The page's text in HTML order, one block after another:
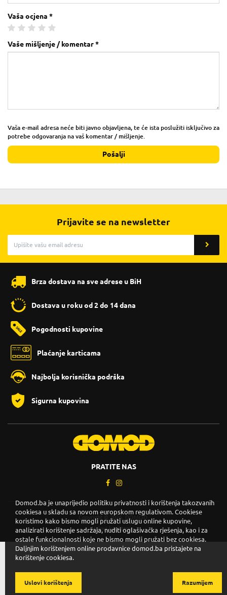
Vaša ocjena *
Vaše mišljenje / komentar *
Vaša e-mail adresa neće biti javno objavljena, te će ista poslužiti isključivo za
potrebe odgovaranja na vaš komentar / mišljenje.
Pošalji
Prijavite se na newsletter
Brza dostava na sve adrese u BiH
Dostava u roku od 2 do 14 dana
Pogodnosti kupovine
Plaćanje karticama
Najbolja korisnička podrška
Sigurna kupovina
PRATITE NAS
Copyright © 2026. DOMOD.
Uslovi korištenja.
Domod.ba je unaprijedio politiku privatnosti i korištenja takozvanih
cookiesa u skladu sa novom europskom regulativom. Cookiese
koristimo kako bismo mogli pružati uslugu online kupovine,
analizirati korištenje sadržaja, nuditi oglašivačka rješenja, kao i za
ostale funkcionalnosti koje ne bismo mogli pružati bez cookiesa.
Daljnjim korištenjem online prodavnice domod.ba pristajete na
korištenje cookiesa.
Razumijem
Uslovi korištenja